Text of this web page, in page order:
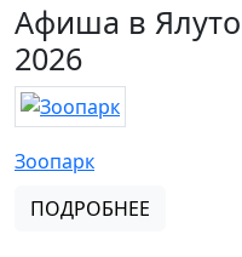
Афиша в
2026
Зоопарк
ПОДРОБНЕЕ